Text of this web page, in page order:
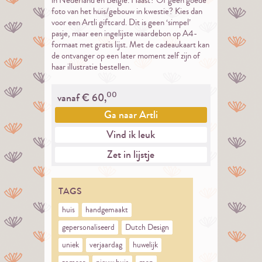
foto van het huis/gebouw in kwestie? Kies dan
voor een Artli giftcard. Dit is geen ‘simpel’
pasje, maar een ingelijste waardebon op A4-
formaat met gratis lijst. Met de cadeaukaart kan
de ontvanger op een later moment zelf zijn of
haar illustratie bestellen.
vanaf € 60,00
Ga naarArtli
Vind ik leuk
Zet in lijstje
TAGS
huis
handgemaakt
gepersonaliseerd
Dutch Design
uniek
verjaardag
huwelijk